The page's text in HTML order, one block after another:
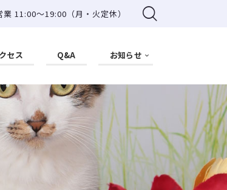
業 11:00〜19:00（月・火定休）
セス Q&A お知らせ